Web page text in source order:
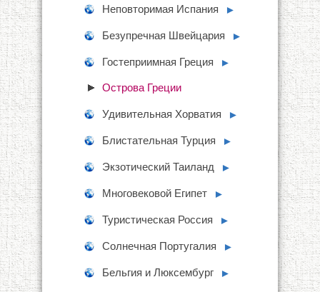
Неповторимая Испания ►
Безупречная Швейцария ►
Гостеприимная Греция ►
Острова Греции
Удивительная Хорватия ►
Блистательная Турция ►
Экзотический Таиланд ►
Многовековой Египет ►
Туристическая Россия ►
Солнечная Португалия ►
Бельгия и Люксембург ►